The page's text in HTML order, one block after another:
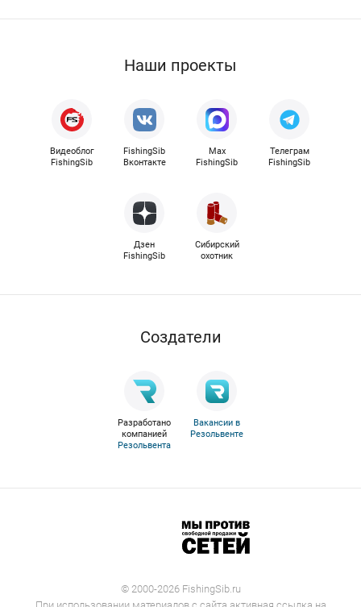
Наши проекты
Видеоблог
FishingSib
FishingSib
Вконтакте
Max
FishingSib
Телеграм
FishingSib
Дзен
FishingSib
Сибирский
охотник
Cоздатели
Разработано
компанией
Резольвента
Вакансии в
Резольвенте
© 2000-2026 FishingSib.ru